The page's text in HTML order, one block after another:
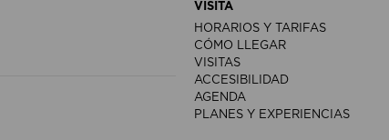
VISITA
HORARIOS Y TARIFAS
CÓMO LLEGAR
VISITAS
ACCESIBILIDAD
AGENDA
PLANES Y EXPERIENCIAS